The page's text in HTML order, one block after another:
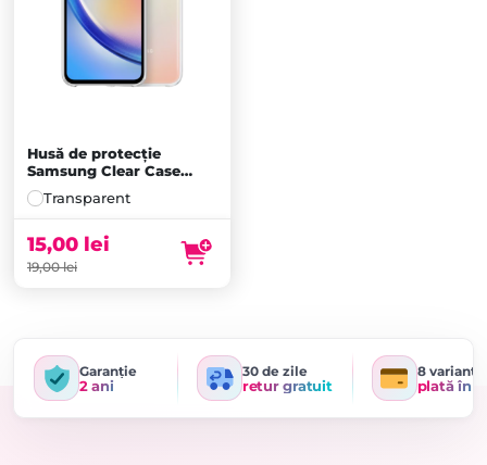
Husă de protecție
Samsung Clear Case
pentru Galaxy A34,
Transparentă
Transparent
19,00lei
15,00 lei
Garanție
2 ani
30 de zile
retur gratuit
8 variante
plată în